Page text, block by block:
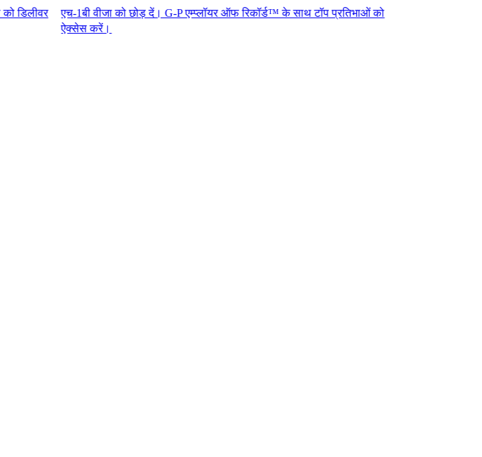
एच-1बी वीजा को छोड़ दें। G-P एम्प्लॉयर ऑफ रिकॉर्ड™ के साथ टॉप प्रतिभाओं को
ऐक्सेस करें।​​